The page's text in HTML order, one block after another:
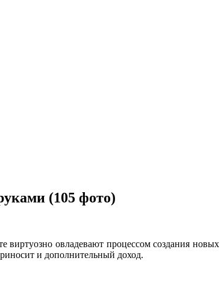
(105 фото)
виртуозно овладевают процессом создания новых
и дополнительный доход.